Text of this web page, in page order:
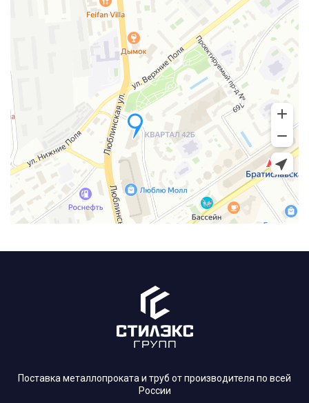
Поставка металлопроката и труб от производителя по всей
России